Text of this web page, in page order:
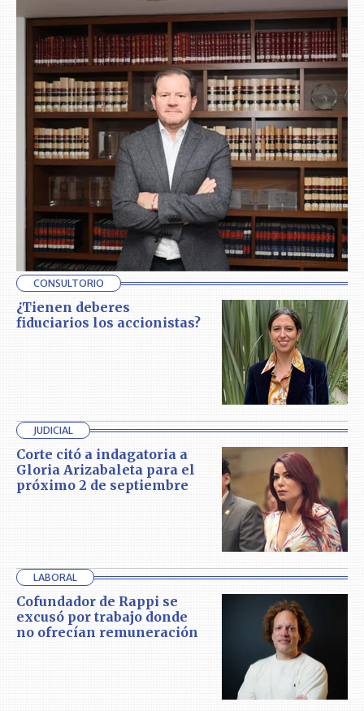
CONSULTORIO
¿Tienen deberes
fiduciarios los accionistas?
JUDICIAL
Corte citó a indagatoria a
Gloria Arizabaleta para el
próximo 2 de septiembre
LABORAL
Cofundador de Rappi se
excusó por trabajo donde
no ofrecían remuneración